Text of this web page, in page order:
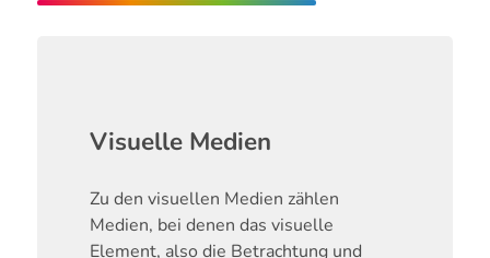
Visuelle Medien
Zu den visuellen Medien zählen
Medien, bei denen das visuelle
Element, also die Betrachtung und